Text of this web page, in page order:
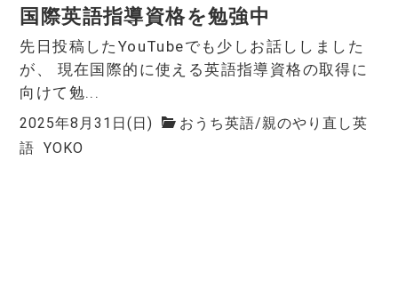
国際英語指導資格を勉強中
先日投稿したYouTubeでも少しお話ししました
が、 現在国際的に使える英語指導資格の取得に
向けて勉...
2025年8月31日(日) おうち英語/親のやり直し英
語
YOKO